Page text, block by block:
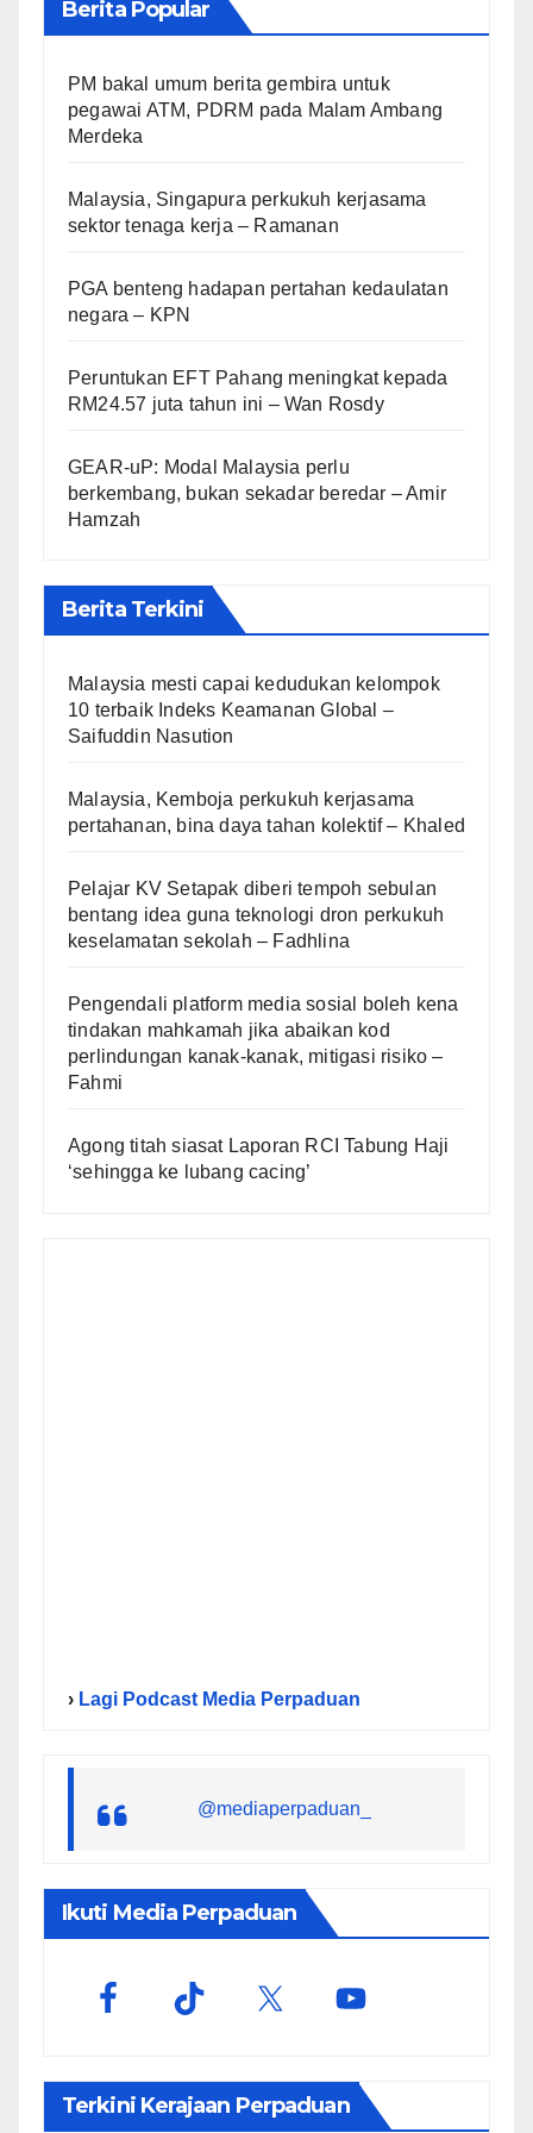
Berita Popular
PM bakal umum berita gembira untuk
pegawai ATM, PDRM pada Malam Ambang
Merdeka
Malaysia, Singapura perkukuh kerjasama
sektor tenaga kerja – Ramanan
PGA benteng hadapan pertahan kedaulatan
negara – KPN
Peruntukan EFT Pahang meningkat kepada
RM24.57 juta tahun ini – Wan Rosdy
GEAR-uP: Modal Malaysia perlu
berkembang, bukan sekadar beredar – Amir
Hamzah
Berita Terkini
Malaysia mesti capai kedudukan kelompok
10 terbaik Indeks Keamanan Global –
Saifuddin Nasution
Malaysia, Kemboja perkukuh kerjasama
pertahanan, bina daya tahan kolektif – Khaled
Pelajar KV Setapak diberi tempoh sebulan
bentang idea guna teknologi dron perkukuh
keselamatan sekolah – Fadhlina
Pengendali platform media sosial boleh kena
tindakan mahkamah jika abaikan kod
perlindungan kanak-kanak, mitigasi risiko –
Fahmi
Agong titah siasat Laporan RCI Tabung Haji
‘sehingga ke lubang cacing’
› Lagi Podcast Media Perpaduan
@mediaperpaduan_
Ikuti Media Perpaduan
Terkini Kerajaan Perpaduan